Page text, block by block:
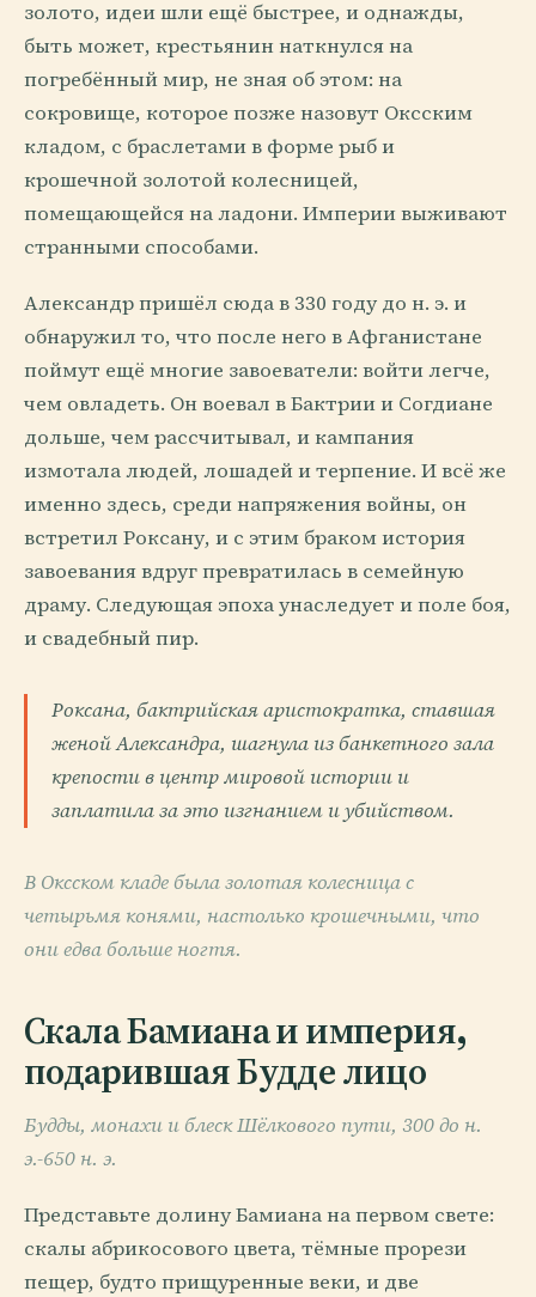
золото, идеи шли ещё быстрее, и однажды,
быть может, крестьянин наткнулся на
погребённый мир, не зная об этом: на
сокровище, которое позже назовут Оксским
кладом, с браслетами в форме рыб и
крошечной золотой колесницей,
помещающейся на ладони. Империи выживают
странными способами.
Александр пришёл сюда в 330 году до н. э. и
обнаружил то, что после него в Афганистане
поймут ещё многие завоеватели: войти легче,
чем овладеть. Он воевал в Бактрии и Согдиане
дольше, чем рассчитывал, и кампания
измотала людей, лошадей и терпение. И всё же
именно здесь, среди напряжения войны, он
встретил Роксану, и с этим браком история
завоевания вдруг превратилась в семейную
драму. Следующая эпоха унаследует и поле боя,
и свадебный пир.
Роксана, бактрийская аристократка, ставшая
женой Александра, шагнула из банкетного зала
крепости в центр мировой истории и
заплатила за это изгнанием и убийством.
В Оксском кладе была золотая колесница с
четырьмя конями, настолько крошечными, что
они едва больше ногтя.
Скала Бамиана и империя,
подарившая Будде лицо
Будды, монахи и блеск Шёлкового пути, 300 до н.
э.-650 н. э.
Представьте долину Бамиана на первом свете:
скалы абрикосового цвета, тёмные прорези
пещер, будто прищуренные веки, и две